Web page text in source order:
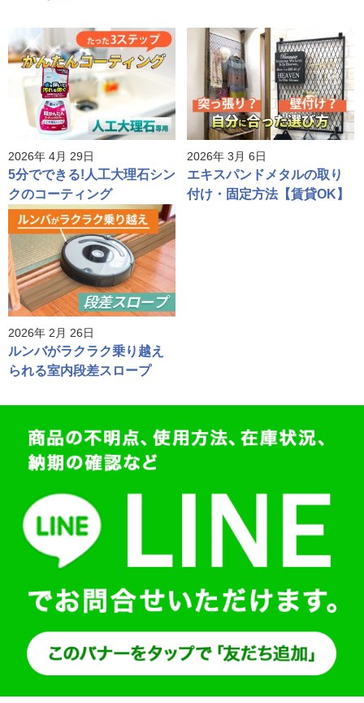
2026年 4月 29日
5分でできる!人工大理石シン
クのコーティング
2026年 3月 6日
エキスパンドメタルの取り
付け・固定方法【賃貸OK】
2026年 2月 26日
ルンバがラクラク乗り越え
られる室内段差スロープ